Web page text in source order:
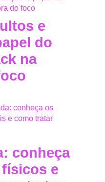
e
do
na
conheça
e